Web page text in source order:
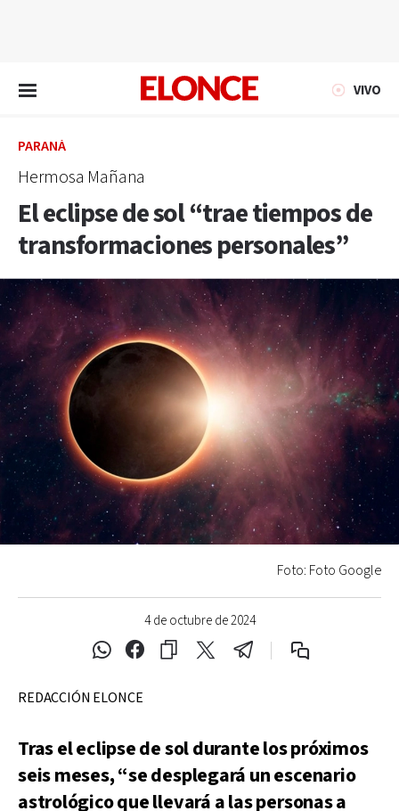
VIVO
PARANÁ
Hermosa Mañana
El eclipse de sol “trae tiempos de
transformaciones personales”
4 de octubre de 2024
Foto: Foto Google
REDACCIÓN ELONCE
Tras el eclipse de sol durante los próximos
seis meses, “se desplegará un escenario
astrológico que llevará a las personas a